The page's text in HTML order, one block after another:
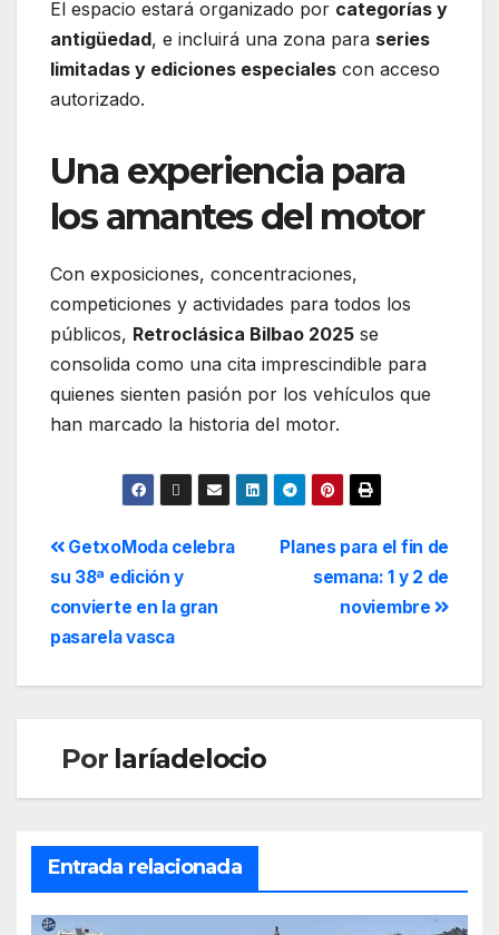
El espacio estará organizado por categorías y
antigüedad, e incluirá una zona para series
limitadas y ediciones especiales con acceso
autorizado.
Una experiencia para
los amantes del motor
Con exposiciones, concentraciones,
competiciones y actividades para todos los
públicos, Retroclásica Bilbao 2025 se
consolida como una cita imprescindible para
quienes sienten pasión por los vehículos que
han marcado la historia del motor.
Planes para el fin de
semana: 1 y 2 de
noviembre
GetxoModa celebra
su 38ª edición y
convierte en la gran
pasarela vasca
Por laríadelocio
Entrada relacionada